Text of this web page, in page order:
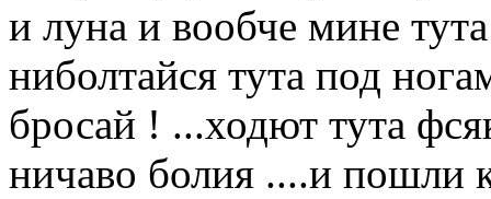
и луна и вообче мине
ниболтайся тута под
бросай ! ...ходют тута
ничаво болия ....и пошли